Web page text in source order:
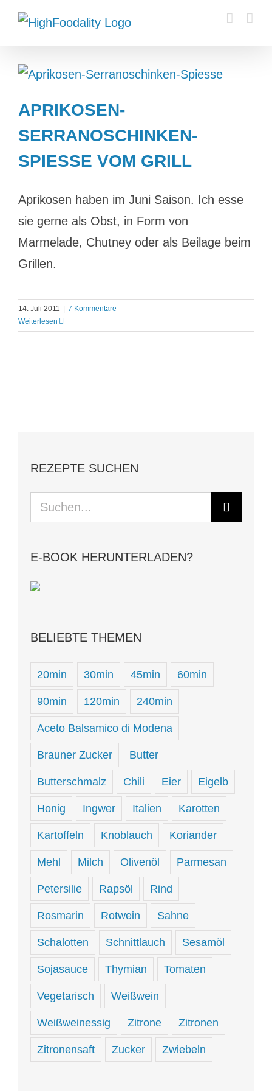
Zum
Inhalt
APRIKOSEN-
SERRANOSCHINKEN-
SPIESSE VOM GRILL
Aprikosen haben im Juni Saison. Ich esse
sie gerne als Obst, in Form von
Marmelade, Chutney oder als Beilage beim
Grillen.
14. Juli 2011
7 Kommentare
Weiterlesen
REZEPTE SUCHEN
Suche
nach:
E-BOOK HERUNTERLADEN?
BELIEBTE THEMEN
20min 30min 45min 60min
90min 120min 240min
Aceto Balsamico di Modena
Brauner Zucker Butter
Butterschmalz Chili Eier Eigelb
Honig Ingwer Italien Karotten
Kartoffeln Knoblauch Koriander
Mehl Milch Olivenöl Parmesan
Petersilie Rapsöl Rind
Rosmarin Rotwein Sahne
Schalotten Schnittlauch Sesamöl
Sojasauce Thymian Tomaten
Vegetarisch Weißwein
Weißweinessig Zitrone Zitronen
Zitronensaft Zucker Zwiebeln